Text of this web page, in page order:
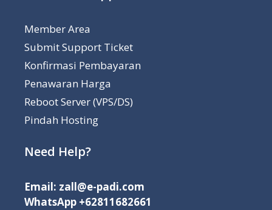
Member Area
Submit Support Ticket
Konfirmasi Pembayaran
Penawaran Harga
Reboot Server (VPS/DS)
Pindah Hosting
Need Help?
Email: zall@e-padi.com
WhatsApp +62811682661